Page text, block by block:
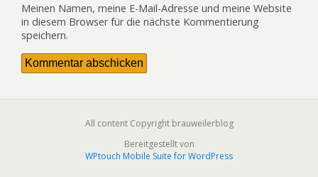
Meinen Namen, meine E-Mail-Adresse und meine Website
in diesem Browser für die nächste Kommentierung
speichern.
All content Copyright brauweilerblog
Bereitgestellt von
WPtouch Mobile Suite for WordPress